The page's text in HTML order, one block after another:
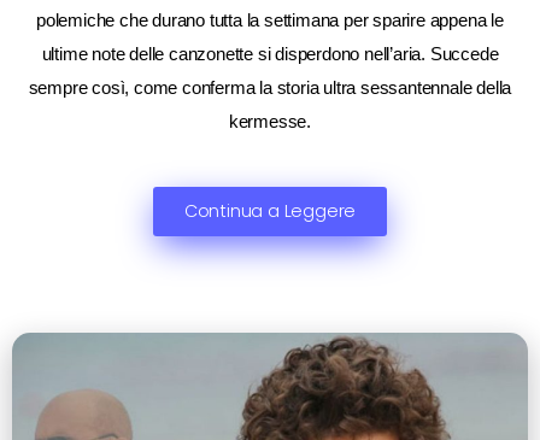
polemiche che durano tutta la settimana per sparire appena le
ultime note delle canzonette si disperdono nell’aria. Succede
sempre così, come conferma la storia ultra sessantennale della
kermesse.
Continua a Leggere